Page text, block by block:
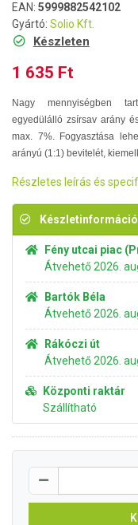
EAN: 5999882542102
Gyártó: Solio Kft.
Készleten
1 635 Ft
Nagy mennyiségben
egyedülálló zsírsav arány
max. 7%. Fogyasztása
arányú (1:1) bevitelét,
Részletes leírás és
Készletinformáció
Fény utcai piac
Átvehető 2026.
Bartók Béla
Átvehető 2026.
Rákóczi út
Átvehető 2026.
Központi raktár
Szállítható